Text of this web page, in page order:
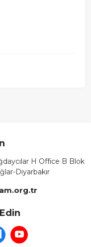
H Office B Blok
Diyarbakır